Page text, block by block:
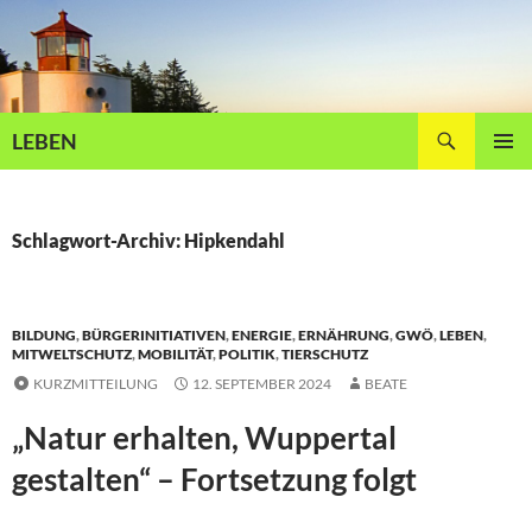
Inhalt
springen
LEBEN
Schlagwort-Archiv: Hipkendahl
BILDUNG,BÜRGERINITIATIVEN,ENERGIE,ERNÄHRUNG,GWÖ,LEBEN,
MITWELTSCHUTZ,MOBILITÄT,POLITIK,TIERSCHUTZ
KURZMITTEILUNG
12. SEPTEMBER 2024 BEATE
„Natur erhalten, Wuppertal
gestalten“ – Fortsetzung folgt